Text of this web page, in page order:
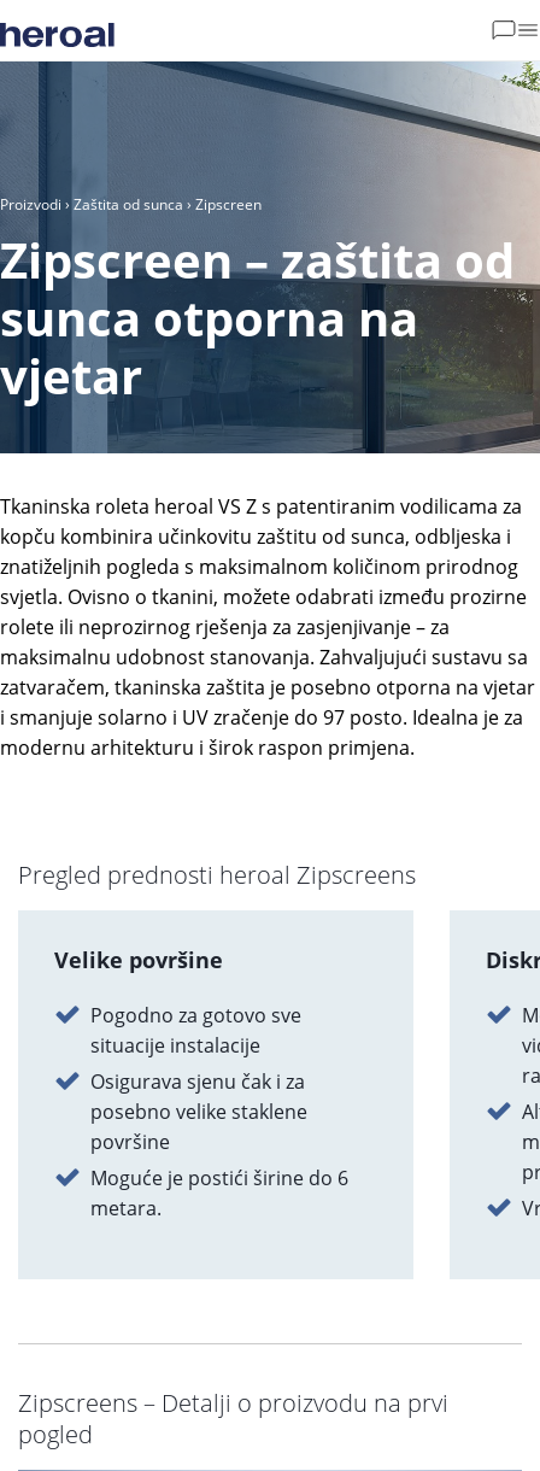
Proizvodi › Zaštita od sunca › Zipscreen
Zipscreen – zaštita od
sunca otporna na
vjetar
Tkaninska roleta heroal VS Z s patentiranim vodilicama za
kopču kombinira učinkovitu zaštitu od sunca, odbljeska i
znatiželjnih pogleda s maksimalnom količinom prirodnog
svjetla. Ovisno o tkanini, možete odabrati između prozirne
rolete ili neprozirnog rješenja za zasjenjivanje – za
maksimalnu udobnost stanovanja. Zahvaljujući sustavu sa
zatvaračem, tkaninska zaštita je posebno otporna na vjetar
i smanjuje solarno i UV zračenje do 97 posto. Idealna je za
modernu arhitekturu i širok raspon primjena.
Pregled prednosti heroal Zipscreens
Velike površine
Pogodno za gotovo sve
situacije instalacije
Osigurava sjenu čak i za
posebno velike staklene
površine
Moguće je postići širine do 6
metara.
Zipscreens – Detalji o proizvodu na prvi
pogled